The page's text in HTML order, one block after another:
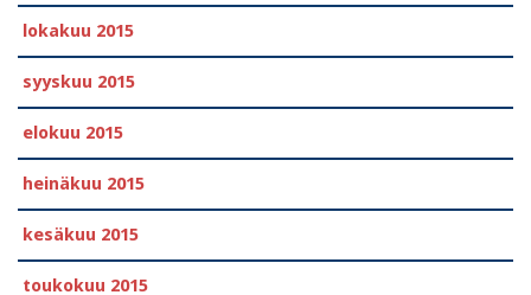
lokakuu 2015
syyskuu 2015
elokuu 2015
heinäkuu 2015
kesäkuu 2015
toukokuu 2015